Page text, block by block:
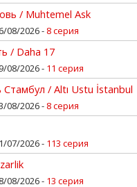
/ Muhtemel Ask
08/2026 - 8 серия
/ Daha 17
08/2026 - 11 серия
/ Altı Ustu İstanbul
08/2026 - 8 серия
07/2026 - 113 серия
08/2026 - 13 серия